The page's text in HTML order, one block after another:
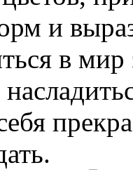
и
в